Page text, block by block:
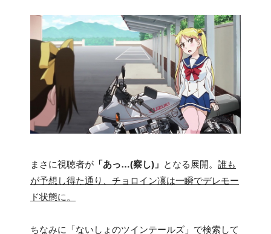
まさに視聴者が 「あっ…(察し)」 となる展開。 誰も
が予想し得た通り、チョロイン凜は一瞬でデレモー
ド状態に。
ちなみに「ないしょのツインテールズ」で検索して